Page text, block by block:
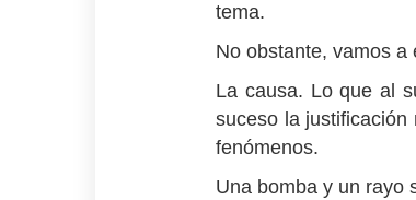
tema.
No obstante, vamos a
La causa. Lo que al
suceso la
fenómenos.
Una bomba y un rayo